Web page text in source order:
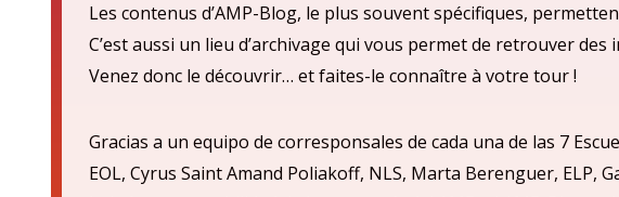
Les contenus d’AMP-Blog, le plus souvent spécifiques,
C’est aussi un lieu d’archivage qui vous permet de retrouver
Venez donc le découvrir… et faites-le connaître à votre tour !
Gracias a un equipo de corresponsales de cada una de las 7
EOL, Cyrus Saint Amand Poliakoff, NLS, Marta Berenguer, ELP,